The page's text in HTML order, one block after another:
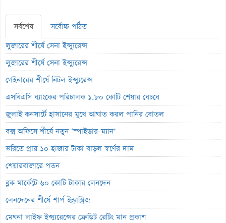
সর্বশেষ
সর্বোচ্চ পঠিত
লুজারের শীর্ষে সেনা ইন্স্যুরেন্স
লুজারের শীর্ষে সেনা ইন্স্যুরেন্স
গেইনারের শীর্ষে নিটল ইন্স্যুরেন্স
এসবিএসি ব্যাংকের পরিচালক ১.৮০ কোটি শেয়ার বেচবে
জুলাই কনসার্টে হাসানের মুখে আঘাত করল পানির বোতল
বক্স অফিসে শীর্ষে নতুন ‘স্পাইডার-ম্যান’
ভরিতে প্রায় ১০ হাজার টাকা বাড়ল স্বর্ণের দাম
শেয়ারবাজারে পতন
ব্লক মার্কেটে ৬০ কোটি টাকার লেনদেন
লেনদেনের শীর্ষে শার্প ইন্ড্রাস্ট্রিজ
মেঘনা লাইফ ইন্স্যুরেন্সের ক্রেডিট রেটিং মান প্রকাশ